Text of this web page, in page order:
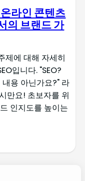
라인 콘텐츠
의 브랜드 가
제에 대해 자세히
입니다. "SEO?
용 아닌가요?" 라
만요! 초보자를 위
인지도를 높이는